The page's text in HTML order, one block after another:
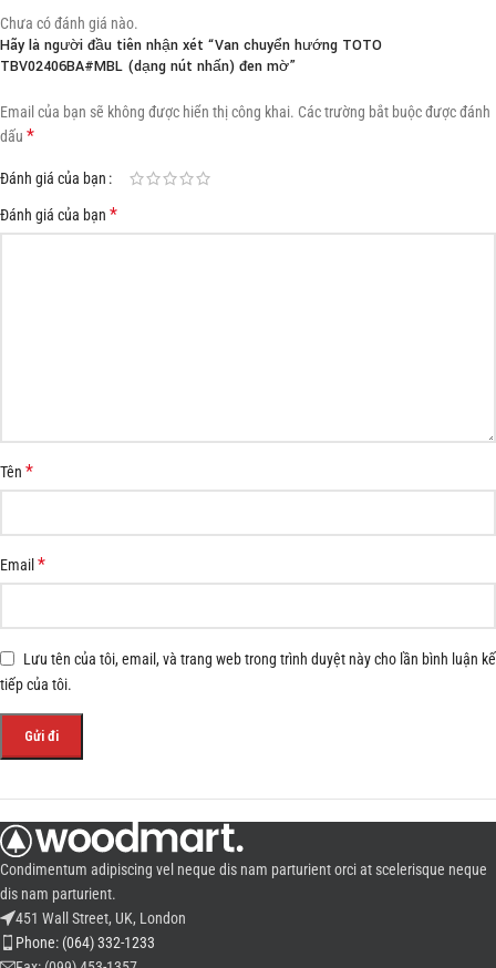
Chưa có đánh giá nào.
Hãy là người đầu tiên nhận xét “Van chuyển hướng TOTO
TBV02406BA#MBL (dạng nút nhấn) đen mờ”
Email của bạn sẽ không được hiển thị công khai. Các trường bắt buộc được đánh
dấu *
Đánh giá của bạn
Đánh giá của bạn *
Tên *
Email*
Lưu tên của tôi, email, và trang web trong trình duyệt này cho lần bình luận kế
tiếp của tôi.
Condimentum adipiscing vel neque dis nam parturient orci at scelerisque neque
dis nam parturient.
451 Wall Street, UK, London
Phone: (064) 332-1233